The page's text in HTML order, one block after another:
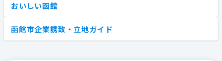
おいしい函館
函館市企業誘致・立地ガイド